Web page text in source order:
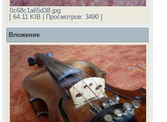
0c68c1a65d38.jpg
[ 64.11 KIB | Просмотров: 3490 ]
Вложение